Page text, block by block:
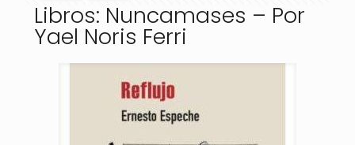
Libros: Nuncamases – Por
Yael Noris Ferri